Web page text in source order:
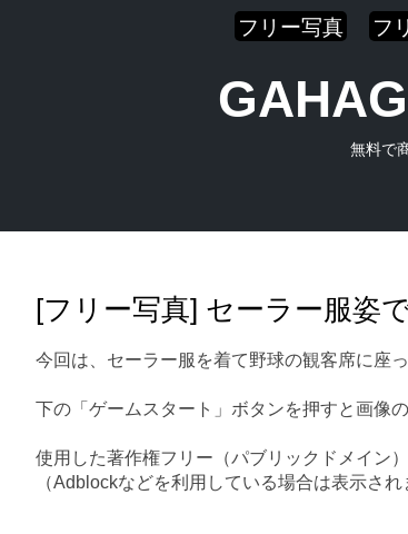
フリー写真 フ
無料で
[フリー写真] セーラー服姿
今回は、セーラー服を着て野球の観客席に座
下の「ゲームスタート」ボタンを押すと画像
使用した著作権フリー（パブリックドメイン
（Adblockなどを利用している場合は表示され